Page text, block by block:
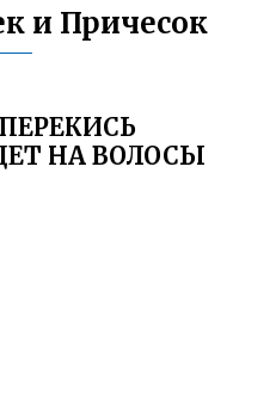
и Причесок
НА ВОЛОСЫ